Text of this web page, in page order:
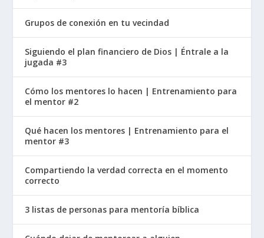
Grupos de conexión en tu vecindad
Siguiendo el plan financiero de Dios | Éntrale a la
jugada #3
Cómo los mentores lo hacen | Entrenamiento para
el mentor #2
Qué hacen los mentores | Entrenamiento para el
mentor #3
Compartiendo la verdad correcta en el momento
correcto
3 listas de personas para mentoría bíblica